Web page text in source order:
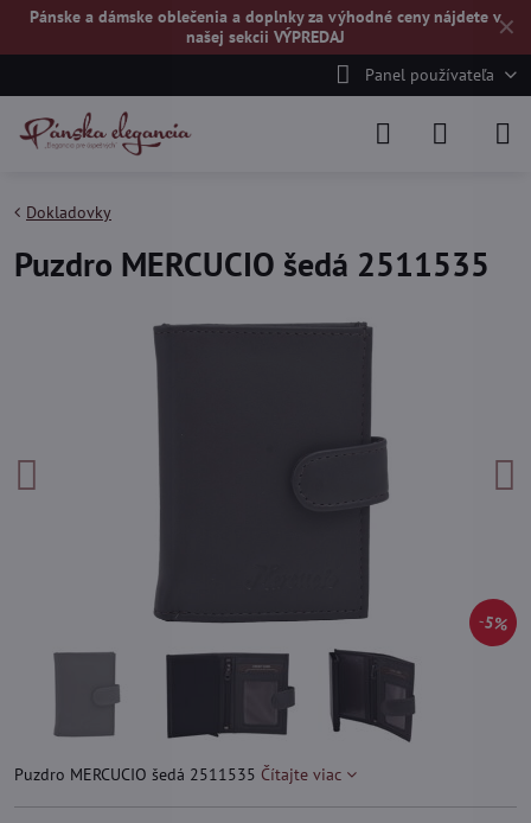
✕
Pánske a dámske oblečenia a doplnky za výhodné ceny nájdete v
našej sekcii VÝPREDAJ
Panel používateľa
5%
Dokladovky
Puzdro MERCUCIO šedá 2511535
Puzdro MERCUCIO šedá 2511535 Čítajte viac